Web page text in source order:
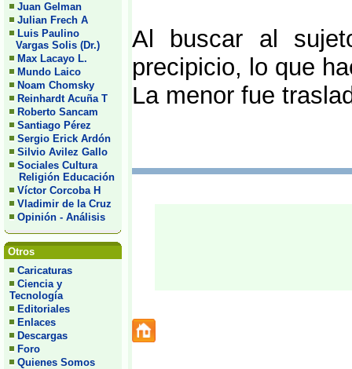
Juan Gelman
Julian Frech A
Luis Paulino
Vargas Solis (Dr.)
Max Lacayo L.
Mundo Laico
Noam Chomsky
Reinhardt Acuña T
Roberto Sancam
Santiago Pérez
Sergio Erick Ardón
Silvio Avilez Gallo
Sociales Cultura
Religión Educación
Víctor Corcoba H
Vladimir de la Cruz
Opinión - Análisis
Otros
Caricaturas
Ciencia y
Tecnología
Editoriales
Enlaces
Descargas
Foro
Quienes Somos
Al buscar al
precipicio, lo que
La menor fue